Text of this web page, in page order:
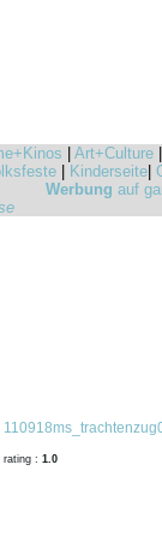
Art+Culture
Kinderseite
Werbung auf
rating : 1.0